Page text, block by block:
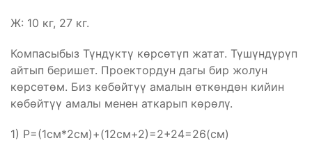
Ж: 10 кг, 27 кг.
Компасыбыз Түндүктү көрсөтүп жатат. Түшүндүрүп
айтып беришет. Проектордун дагы бир жолун
көрсөтөм. Биз көбөйтүү амалын өткөндөн кийин
көбөйтүү амалы менен аткарып көрөлү.
1) Р=(1см*2см)+(12см+2)=2+24=26(см)